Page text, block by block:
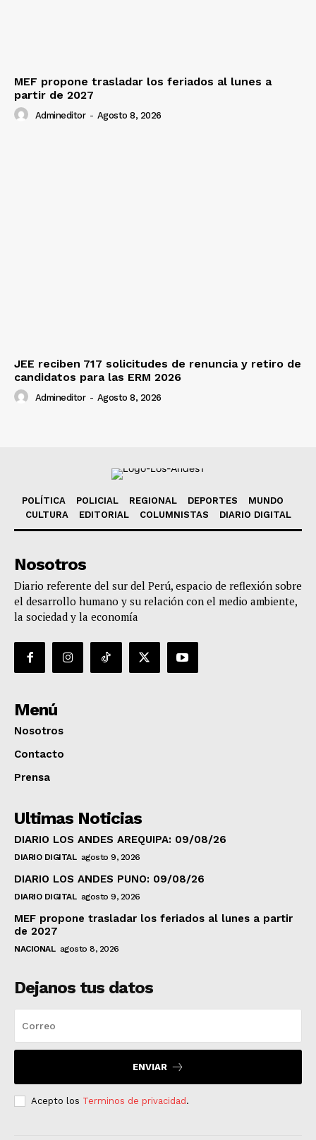
MEF propone trasladar los feriados al lunes a
partir de 2027
Admineditor - Agosto 8, 2026
JEE reciben 717 solicitudes de renuncia y retiro de
candidatos para las ERM 2026
Admineditor - Agosto 8, 2026
POLÍTICA POLICIAL REGIONAL DEPORTES
MUNDO
CULTURA
EDITORIAL COLUMNISTAS DIARIO DIGITAL
Nosotros
Diario referente del sur del Perú, espacio de reflexión sobre
el desarrollo humano y su relación con el medio ambiente,
la sociedad y la economía
Menú
Nosotros
Contacto
Prensa
Ultimas Noticias
DIARIO LOS ANDES AREQUIPA: 09/08/26
DIARIO DIGITAL agosto 9, 2026
DIARIO LOS ANDES PUNO: 09/08/26
DIARIO DIGITAL agosto 9, 2026
MEF propone trasladar los feriados al lunes a partir
de 2027
NACIONAL agosto 8, 2026
Dejanos tus datos
ENVIAR
Acepto los Terminos de privacidad .